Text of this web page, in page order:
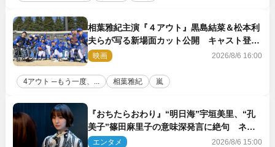
相葉雅紀主演『４アウト』黒島結菜＆松本利
夫らが写る新場面カット公開 キャスト登壇
イベントも決定
映画 2026/8/6 16:00
4アウト ─もう一度、... 相葉雅紀 嵐
『おちたらおわり』“明日海”宇垣美里、“孔
美子”篠田麻里子の意味深発言に絶句 ネッ
ト驚き「まさか」「意外な展開」
エンタメ 2026/8/6 15:00